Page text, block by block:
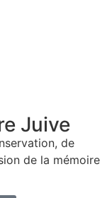
Juive
de
de la mémoire